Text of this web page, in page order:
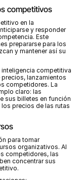
competitivos
en la
y responder
Este
prepararse para los
y mantener así su
competitiva
lanzamientos
competidores. La
claro: las
sus billetes en función
precios de las rutas
para tomar
organizativos. Al
competidores, las
concentrar sus